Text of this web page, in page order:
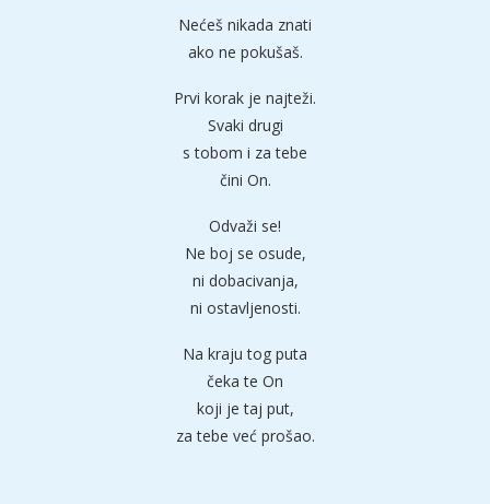
Nećeš nikada znati
ako ne pokušaš.
Prvi korak je najteži.
Svaki drugi
s tobom i za tebe
čini On.
Odvaži se!
Ne boj se osude,
ni dobacivanja,
ni ostavljenosti.
Na kraju tog puta
čeka te On
koji je taj put,
za tebe već prošao.